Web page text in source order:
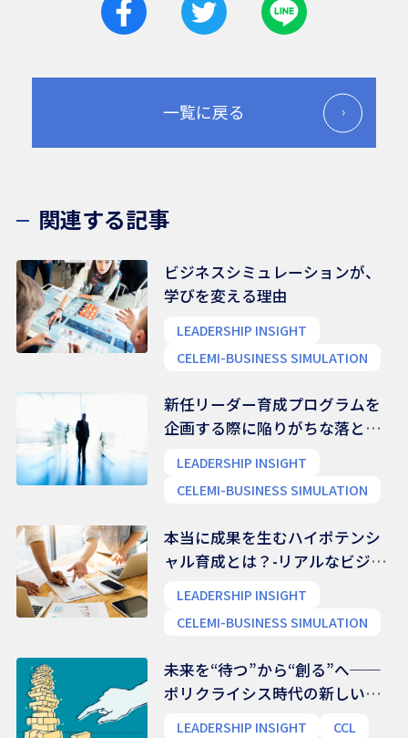
一覧に戻る
関連する記事
ビジネスシミュレーションが、
学びを変える理由
LEADERSHIP INSIGHT
CELEMI-BUSINESS SIMULATION
新任リーダー育成プログラムを
企画する際に陥りがちな落とし
LEADERSHIP INSIGHT
CELEMI-BUSINESS SIMULATION
本当に成果を生むハイポテンシ
ャル育成とは？-リアルなビジネ
LEADERSHIP INSIGHT
CELEMI-BUSINESS SIMULATION
未来を“待つ”から“創る”へ──
ポリクライシス時代の新しいリ
LEADERSHIP INSIGHT CCL